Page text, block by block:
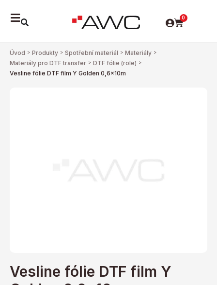
0
Úvod > Produkty > Spotřební materiál > Materiály >
Materiály pro DTF transfer > DTF fólie (role) >
Vesline fólie DTF film Y Golden 0,6x10m
Vesline fólie DTF film Y